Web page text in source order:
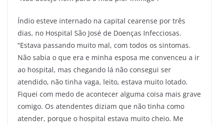
Índio esteve internado na capital cearense por três
dias, no Hospital São José de Doenças Infecciosas.
“Estava passando muito mal, com todos os sintomas.
Não sabia o que era e minha esposa me convenceu a ir
ao hospital, mas chegando lá não consegui ser
atendido, não tinha vaga, leito, estava muito lotado.
Fiquei com medo de acontecer alguma coisa mais grave
comigo. Os atendentes diziam que não tinha como
atender, porque o hospital estava muito cheio. Me